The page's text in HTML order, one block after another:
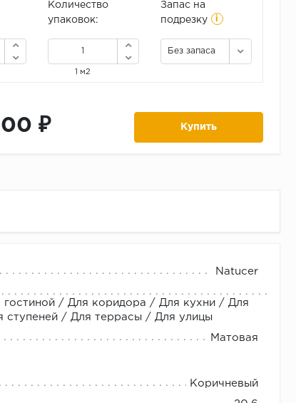
Количество
упаковок:
1 м2
Запас на
подрезку
i
Без запаса
₽ Купить
Natucer
/ Для коридора / Для кухни / Для
/ Для террасы / Для улицы
Матовая
Коричневый